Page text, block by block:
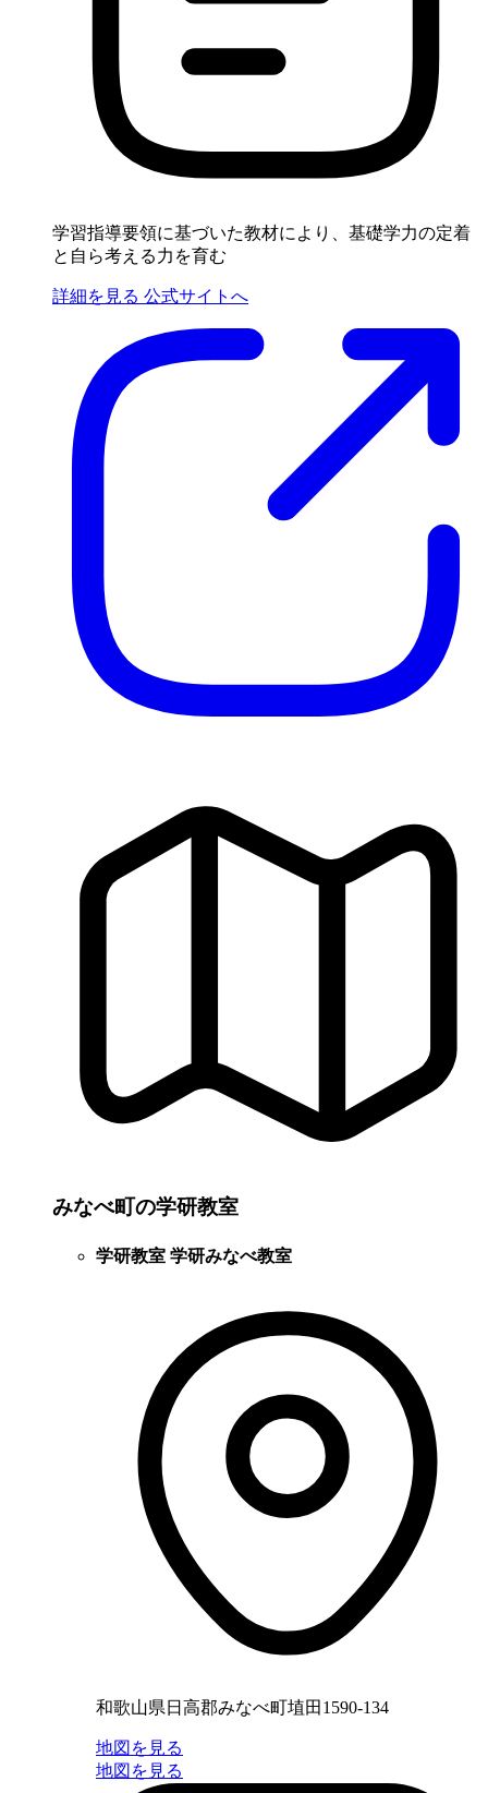
学習指導要領に基づいた教材により、基礎学力の定着
と自ら考える力を育む
詳細を見る 公式サイトへ
みなべ町の学研教室
学研教室 学研みなべ教室
和歌山県日高郡みなべ町埴田1590-134
地図を見る
地図を見る